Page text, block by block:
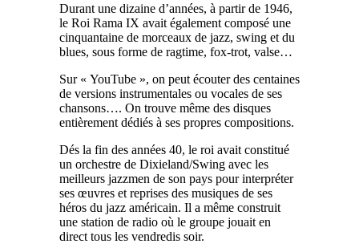
Durant une dizaine d’années, à partir de 1946,
le Roi Rama IX avait également composé une
cinquantaine de morceaux de jazz, swing et du
blues, sous forme de ragtime, fox-trot, valse…
Sur « YouTube », on peut écouter des centaines
de versions instrumentales ou vocales de ses
chansons…. On trouve même des disques
entièrement dédiés à ses propres compositions.
Dés la fin des années 40, le roi avait constitué
un orchestre de Dixieland/Swing avec les
meilleurs jazzmen de son pays pour interpréter
ses œuvres et reprises des musiques de ses
héros du jazz américain. Il a même construit
une station de radio où le groupe jouait en
direct tous les vendredis soir.